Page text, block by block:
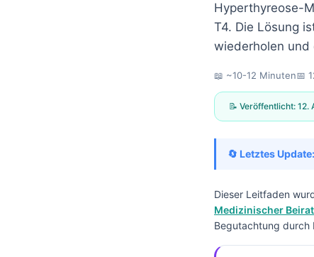
Hyperthyreose-
T4. Die Lösung
wiederholen
📖 ~10-12 Minuten📅
📝 Veröffentlicht: 12.
🔄 Letztes Update:
Dieser Leitfaden
Medizinischer
Begutachtung durch